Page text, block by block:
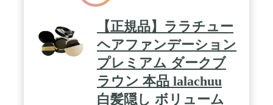
【正規品】ララチュー
ヘアファンデーション
プレミアム ダークブ
ラウン 本品 lalachuu
白髪隠し ボリューム